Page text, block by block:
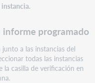
informe programado
a las instancias del
todas las instancias
la casilla de verificación en